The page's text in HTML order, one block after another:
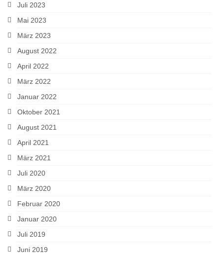
Juli 2023
Mai 2023
März 2023
August 2022
April 2022
März 2022
Januar 2022
Oktober 2021
August 2021
April 2021
März 2021
Juli 2020
März 2020
Februar 2020
Januar 2020
Juli 2019
Juni 2019